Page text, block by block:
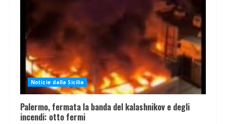
Notizie dalla Sicilia
Palermo, fermata la banda del kalashnikov e degli
incendi: otto fermi